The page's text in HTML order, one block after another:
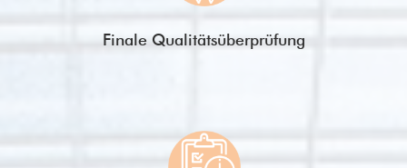
Finale Qualitätsüberprüfung